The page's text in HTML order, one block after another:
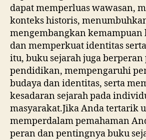
dapat memperluas wawasan,
konteks historis,
mengembangkan
dan memperkuat identitas
itu, buku sejarah juga
pendidikan, mempengaruhi
budaya dan identitas, serta
kesadaran sejarah pada
masyarakat.Jika Anda tertarik
memperdalam pemahaman
peran dan pentingnya buku